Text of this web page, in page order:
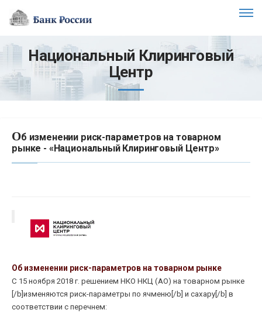
Национальный Клиринговый
Центр
Об изменении риск-параметров на товарном
рынке - «Национальный Клиринговый Центр»
Об изменении риск-параметров на товарном рынке
С 15 ноября 2018 г. решением НКО НКЦ (АО) на товарном рынке
[/b]изменяются риск-параметры по ячменю[/b] и сахару[/b] в
соответствии с перечнем: